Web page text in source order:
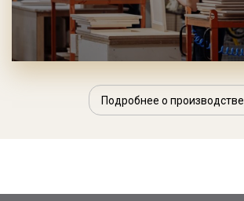
Подробнее о производстве